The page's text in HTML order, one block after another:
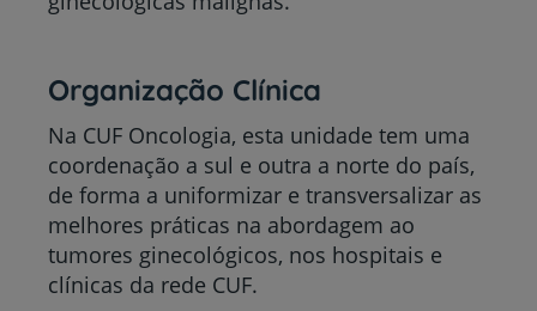
Organização Clínica
Na CUF Oncologia, esta unidade tem uma
coordenação a sul e outra a norte do país,
de forma a uniformizar e transversalizar as
melhores práticas na abordagem ao
tumores ginecológicos, nos hospitais e
clínicas da rede CUF.